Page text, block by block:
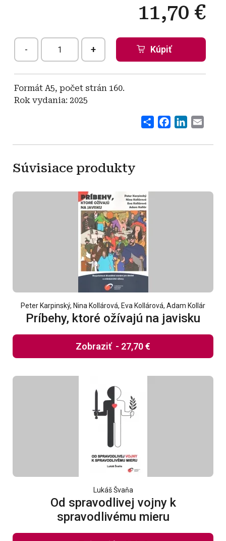
11,70 €
- +
Formát A5, počet strán 160.
Rok vydania: 2025
ShareFacebook
Súvisiace produkty
Peter Karpinský, Nina Kollárová, Eva Kollárová, Adam Kollár
Príbehy, ktoré ožívajú na javisku
Zobraziť - 27,70 €
Lukáš Švaňa
Od spravodlivej vojny k
spravodlivému mieru